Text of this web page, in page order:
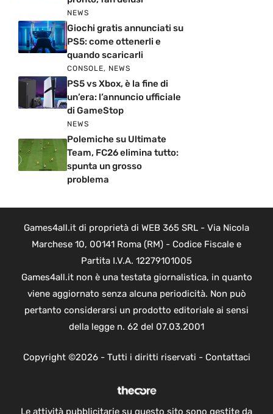
NEWS
Giochi gratis annunciati su
PS5: come ottenerli e
quando scaricarli
CONSOLE, NEWS
PS5 vs Xbox, è la fine di
un’era: l’annuncio ufficiale
di GameStop
NEWS
Polemiche su Ultimate
Team, FC26 elimina tutto:
spunta un grosso
problema
Games4all.it di proprietà di WEB 365 SRL - Via Nicola
Marchese 10, 00141 Roma (RM) - Codice Fiscale e
Partita I.V.A. 12279101005
Games4all.it non è una testata giornalistica, in quanto
viene aggiornato senza alcuna periodicità. Non può
pertanto considerarsi un prodotto editoriale ai sensi
della legge n. 62 del 07.03.2001
Copyright ©2026 - Tutti i diritti riservati - Contattaci
Le attività pubblicitarie su questo sito sono gestite da